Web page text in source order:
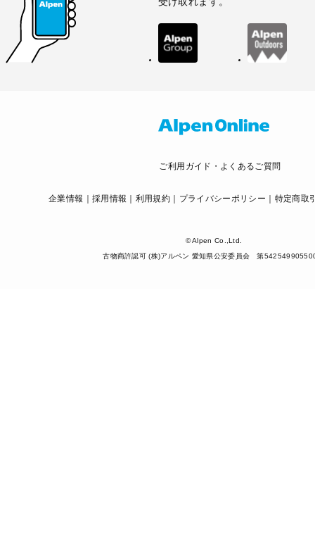
ご利用ガイド・よくあるご質問
企業情報 採用情報 利用規約 プライバシーポリシー 特定商取
© Alpen Co.,Ltd.
古物商許認可 (株)アルペン 愛知県公安委員会 第